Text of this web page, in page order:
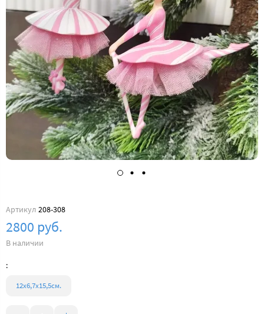
Артикул 208-308
2800 руб.
В наличии
:
12х6,7х15,5см.